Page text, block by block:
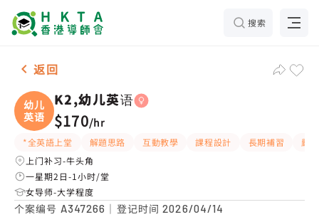
搜索
女-1名 K2,幼儿英语，牛头角 补习推介
返回
幼儿
英语
K2,幼儿英语
$170/hr
*全英語上堂 解題思路 互動教學 課程設計 長期補習
嚴格
上门补习-牛头角
一星期2日-1小时/堂
女导师-大学程度
个案编号 A347266 ｜登记时间2026/04/14